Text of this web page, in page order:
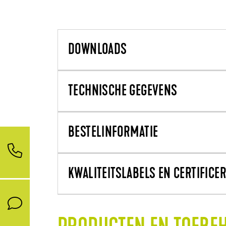
DOWNLOADS
TECHNISCHE GEGEVENS
BESTELINFORMATIE
KWALITEITSLABELS EN